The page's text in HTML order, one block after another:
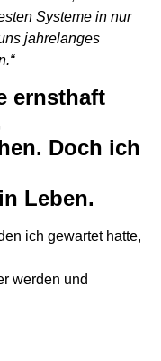
Systeme in nur
jahrelanges
ernsthaft
Doch ich
Leben.
ich gewartet hatte,
werden und